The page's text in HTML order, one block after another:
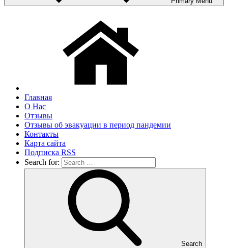
Главная
О Нас
Отзывы
Отзывы об эвакуации в период пандемии
Контакты
Карта сайта
Подписка RSS
Search for:
Search